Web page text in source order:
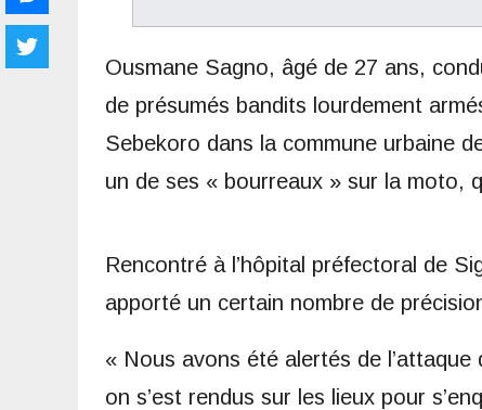
Ousmane Sagno, âgé de 27 ans,
de présumés bandits lourdement
Sebekoro dans la commune urbaine
un de ses « bourreaux » sur la moto,
Rencontré à l’hôpital préfectoral de
apporté un certain nombre de
« Nous avons été alertés de
on s’est rendus sur les lieux pour